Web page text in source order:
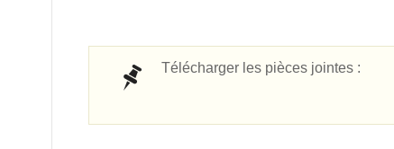
Télécharger les pièces jointes :